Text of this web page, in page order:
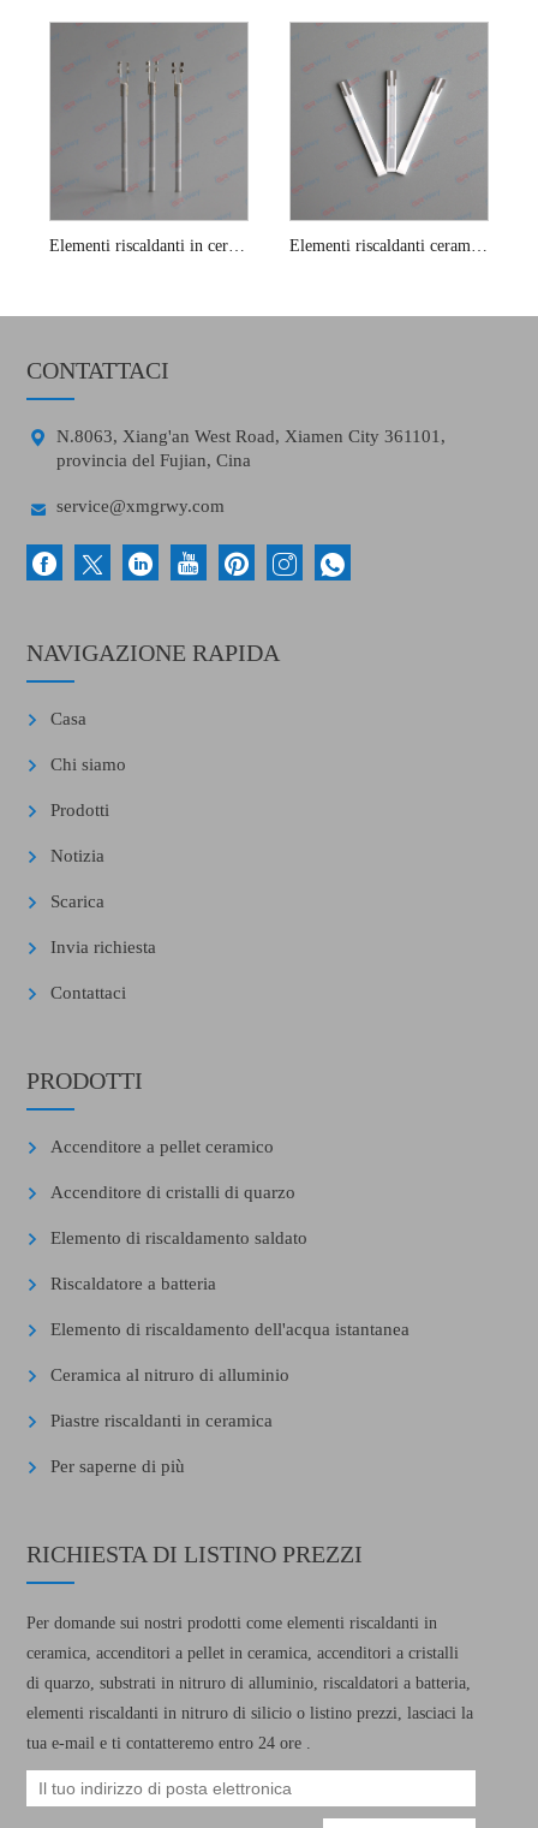
Elementi riscaldanti in ceramica con sensore di ossigeno 13v Elementi riscaldanti ceramici del sensore di ossigeno planare
CONTATTACI

N.8063, Xiang'an West Road, Xiamen City 361101,
provincia del Fujian, Cina
 service@xmgrwy.com
NAVIGAZIONE RAPIDA
Casa
Chi siamo
Prodotti
Notizia
Scarica
Invia richiesta
Contattaci
PRODOTTI
Accenditore a pellet ceramico
Accenditore di cristalli di quarzo
Elemento di riscaldamento saldato
Riscaldatore a batteria
Elemento di riscaldamento dell'acqua istantanea
Ceramica al nitruro di alluminio
Piastre riscaldanti in ceramica
Per saperne di più
RICHIESTA DI LISTINO PREZZI
Per domande sui nostri prodotti come elementi riscaldanti in
ceramica, accenditori a pellet in ceramica, accenditori a cristalli
di quarzo, substrati in nitruro di alluminio, riscaldatori a batteria,
elementi riscaldanti in nitruro di silicio o listino prezzi, lasciaci la
tua e-mail e ti contatteremo entro 24 ore .